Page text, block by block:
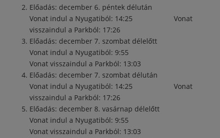
Előadás: december 6. péntek délután
Vonat indul a Nyugatiból: 14:25 Vonat
visszaindul a Parkból: 17:26
Előadás: december 7. szombat délelőtt
Vonat indul a Nyugatiból: 9:55
Vonat visszaindul a Parkból: 13:03
Előadás: december 7. szombat délután
Vonat indul a Nyugatiból: 14:25 Vonat
visszaindul a Parkból: 17:26
Előadás: december 8. vasárnap délelőtt
Vonat indul a Nyugatiból: 9:55
Vonat visszaindul a Parkból: 13:03